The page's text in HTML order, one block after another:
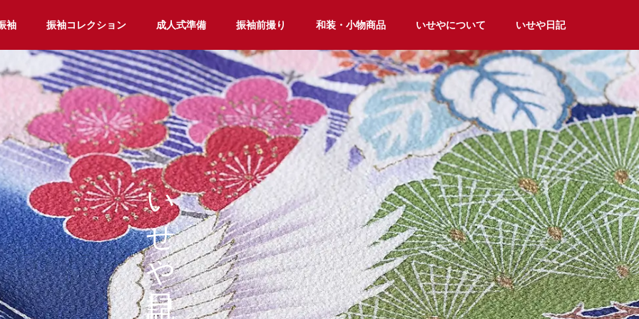
袖 振袖コレクション 成人式準備 振袖前撮り 和装・小物商品 いせやについて いせや日記
いせや日記